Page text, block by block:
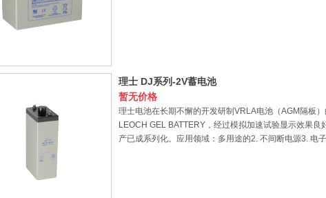
理士 DJ系列-2V蓄电池
暂无价格
理士电池在长期不懈的开发研制VRLA电池（AGM隔板
LEOCH GEL BATTERY，经过模拟加速试验显示效果
产已成系列化。应用领域：多用途的2. 不间断电源3. 电